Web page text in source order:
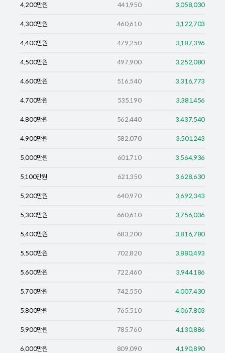
4,200만원 441,950 3,058,030
4,300만원 460,610 3,122,703
4,400만원 479,250 3,187,396
4,500만원 497,900 3,252,080
4,600만원 516,540 3,316,773
4,700만원 535,190 3,381,456
4,800만원 562,440 3,437,540
4,900만원 582,070 3,501,243
5,000만원 601,710 3,564,936
5,100만원 621,350 3,628,630
5,200만원 640,970 3,692,343
5,300만원 660,610 3,756,036
5,400만원 683,200 3,816,780
5,500만원 702,820 3,880,493
5,600만원 722,460 3,944,186
5,700만원 742,550 4,007,430
5,800만원 765,510 4,067,803
5,900만원 785,760 4,130,886
6,000만원 809,090 4,190,890